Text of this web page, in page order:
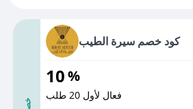
كود خصم سيرة الطيب
10%
فعال لأول 20 طلب